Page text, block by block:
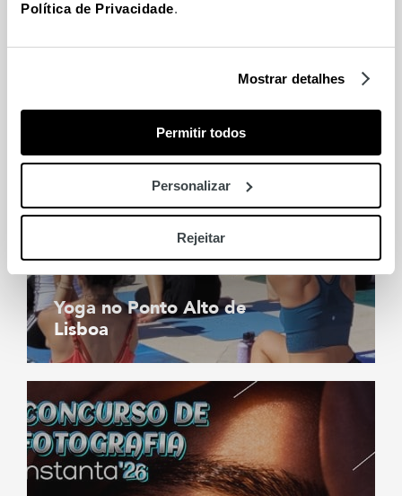
Política de Privacidade.
Mostrar detalhes
Permitir todos
Personalizar
Rejeitar
Yoga no Ponto Alto de
Lisboa